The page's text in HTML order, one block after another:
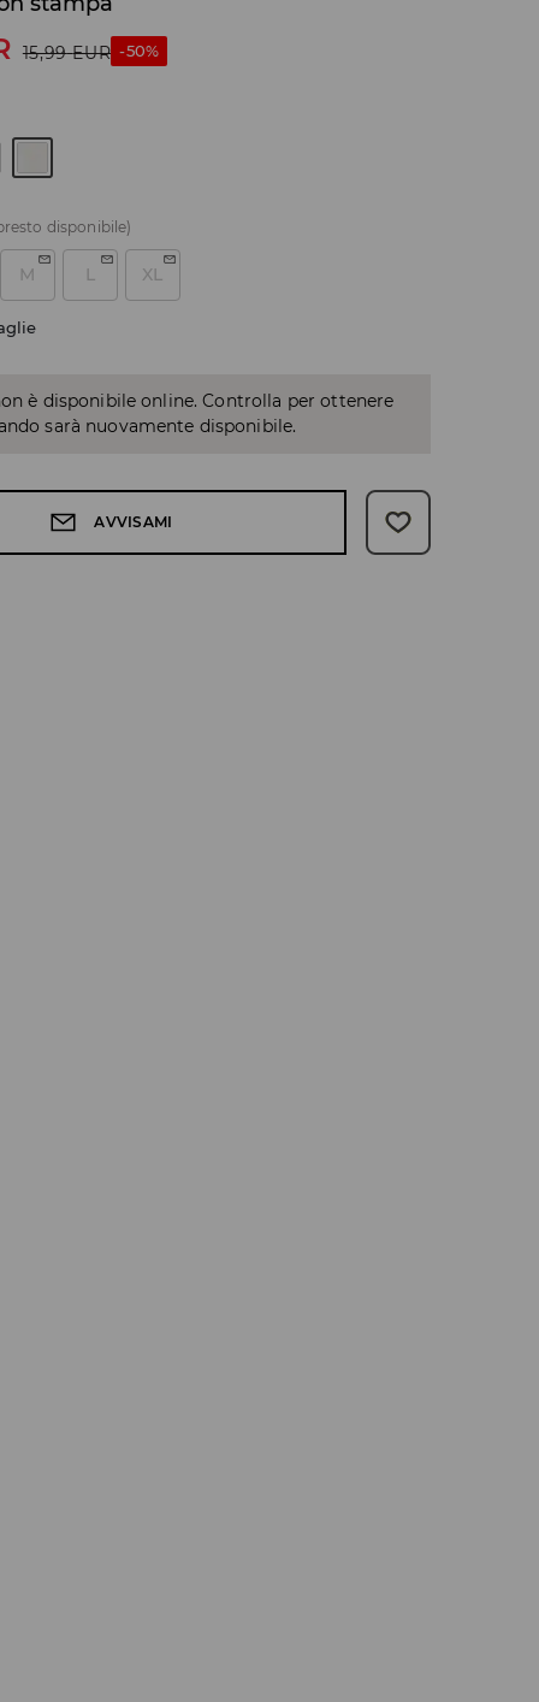
15,99 EUR -50%
disponibile)
M L XL
è disponibile online. Controlla per ottenere
sarà nuovamente disponibile.
AVVISAMI